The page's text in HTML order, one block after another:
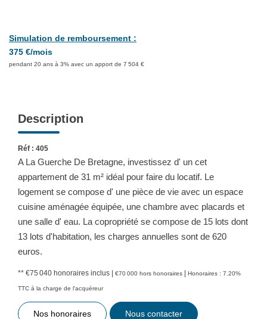
Simulation de remboursement :
375 €/mois
pendant 20 ans à 3% avec un apport de 7 504 €
Description
Réf : 405
A La Guerche De Bretagne, investissez d' un cet
appartement de 31 m² idéal pour faire du locatif. Le
logement se compose d' une pièce de vie avec un espace
cuisine aménagée équipée, une chambre avec placards et
une salle d' eau. La copropriété se compose de 15 lots dont
13 lots d'habitation, les charges annuelles sont de 620
euros.
** €75 040 honoraires inclus | €70 000 hors honoraires | Honoraires : 7.20%
TTC à la charge de l'acquéreur
Nos honoraires Nous contacter